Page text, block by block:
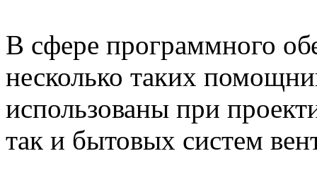
В сфере программного
несколько таких
использованы при
так и бытовых систем